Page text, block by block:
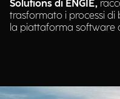
Solutions di ENGIE,
trasformato i processi
la piattaforma software